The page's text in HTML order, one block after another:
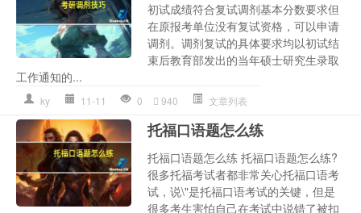
初试成绩符合复试调剂基本分数要求但
在原报考单位没有复试资格，可以申请
调剂。调剂复试的具体要求均以初试结
束后教育部发出的当年硕士研究生录取
工作通知的...
ky 11-11 0 940 文章列表
托福口语题怎么练
托福口语题怎么练 托福口语题怎么练?
很多托福考试者都非常关心托福口语考
试，说\"是托福口语考试的关键，但是
很多考生害怕自己在考试中说错了被扣